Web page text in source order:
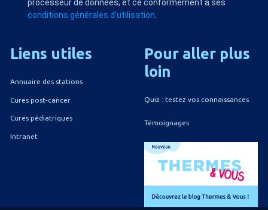
processeur de données; et ce conformément à ses
conditions générales d'utilisation
Liens utiles
Annuaire des stations
Cures post-cancer
Cures pédiatriques
Intranet
Pour aller plus
loin
Quiz : testez vos connaissances
Témoignages